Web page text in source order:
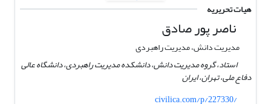
هیات تحریریه
ناصر پور صادق
مدیریت دانش، مدیریت راهبردی
استاد، گروه مدیریت دانش، دانشکده مدیریت راهبردی، دانشگاه عالی
دفاع ملی، تهران، ایران
civilica.com/p/227330/